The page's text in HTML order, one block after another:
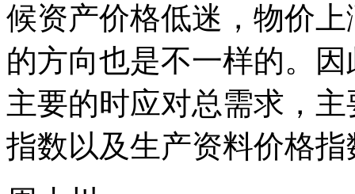
候资产价格低迷，物价
的方向也是不一样的。
主要的时应对总需求，
指数以及生产资料价格